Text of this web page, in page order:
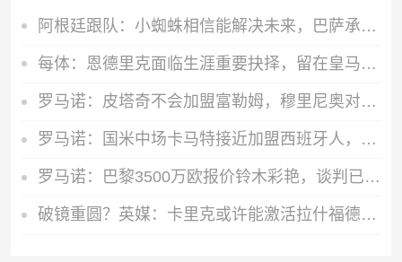
阿根廷跟队：小蜘蛛相信能解决未来，巴萨承诺他和马竞对话后报价
每体：恩德里克面临生涯重要抉择，留在皇马还是继续外租
罗马诺：皮塔奇不会加盟富勒姆，穆里尼奥对他很满意
罗马诺：国米中场卡马特接近加盟西班牙人，费用300万欧+50%二转
罗马诺：巴黎3500万欧报价铃木彩艳，谈判已经进入最后阶段
破镜重圆？英媒：卡里克或许能激活拉什福德 唯有时间能检验对错